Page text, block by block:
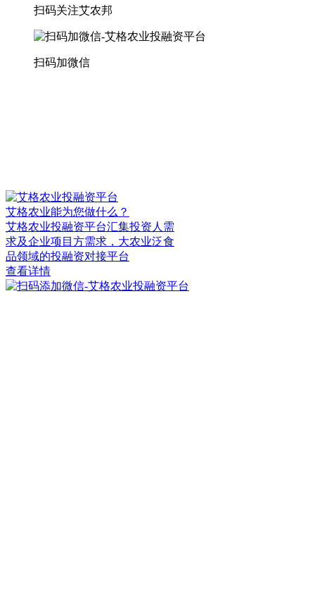
扫码关注艾农邦
扫码加微信
艾格农业能为您做什么？
艾格农业投融资平台汇集投资人需
求及企业项目方需求，大农业泛食
品领域的投融资对接平台
查看详情